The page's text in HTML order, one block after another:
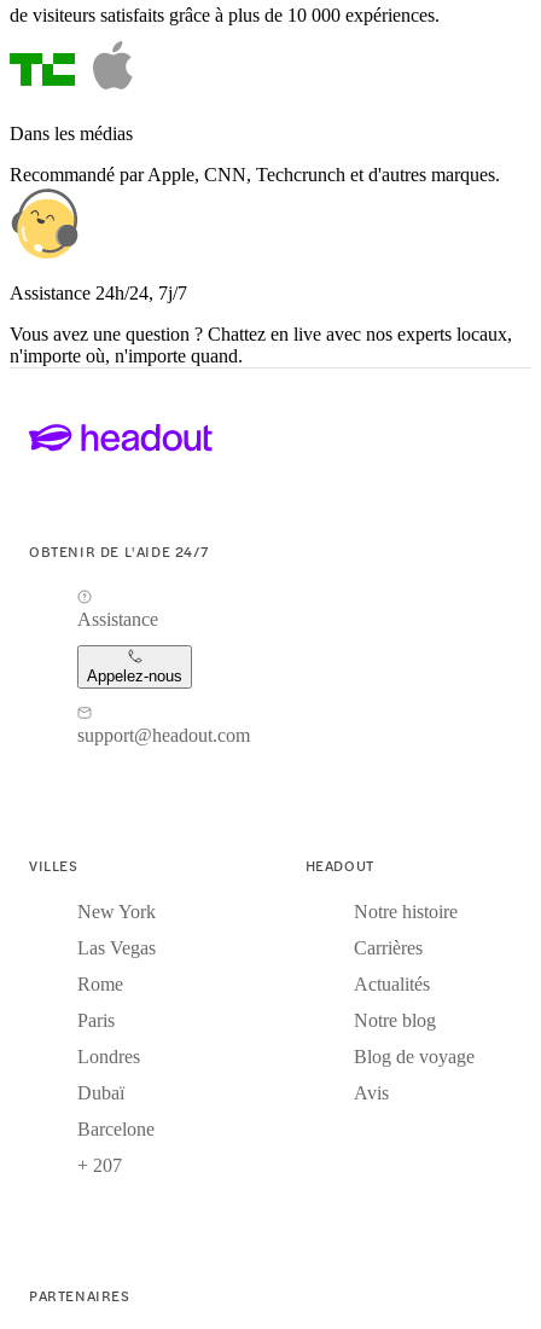
de visiteurs satisfaits grâce à plus de 10 000 expériences.
Dans les médias
Recommandé par Apple, CNN, Techcrunch et d'autres marques.
Assistance 24h/24, 7j/7
Vous avez une question ? Chattez en live avec nos experts locaux,
n'importe où, n'importe quand.
OBTENIR DE L'AIDE 24/7
Assistance
Appelez-nous
support@headout.com
VILLES
New York
Las Vegas
Rome
Paris
Londres
Dubaï
Barcelone
+ 207
HEADOUT
Notre histoire
Carrières
Actualités
Notre blog
Blog de voyage
Avis
PARTENAIRES